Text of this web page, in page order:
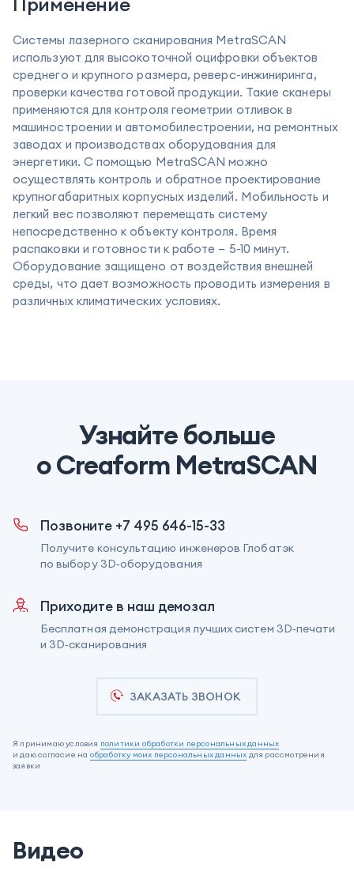
Системы лазерного сканирования MetraSCAN
используют для высокоточной оцифровки объектов
среднего и крупного размера, реверс-инжиниринга,
проверки качества готовой продукции. Такие сканеры
применяются для контроля геометрии отливок в
машиностроении и автомобилестроении, на ремонтных
заводах и производствах оборудования для
энергетики. С помощью MetraSCAN можно
осуществлять контроль и обратное проектирование
крупногабаритных корпусных изделий. Мобильность и
легкий вес позволяют перемещать систему
непосредственно к объекту контроля. Время
распаковки и готовности к работе – 5-10 минут.
Оборудование защищено от воздействия внешней
среды, что дает возможность проводить измерения в
различных климатических условиях.
Узнайте больше
о Creaform MetraSCAN
Позвоните +7 495 646-15-33
Получите консультацию инженеров Глобатэк
по выбору 3D‑оборудования
Приходите в наш демозал
Бесплатная демонстрация лучших систем 3D‑печати
и 3D‑сканирования
ЗАКАЗАТЬ ЗВОНОК
Я принимаю условия политики обработки персональных данных
и даю согласие на обработку моих персональных данных для рассмотрения
заявки
Видео